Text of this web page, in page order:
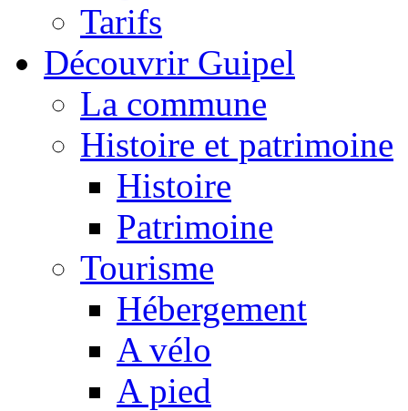
Tarifs
Découvrir Guipel
La commune
Histoire et patrimoine
Histoire
Patrimoine
Tourisme
Hébergement
A vélo
A pied